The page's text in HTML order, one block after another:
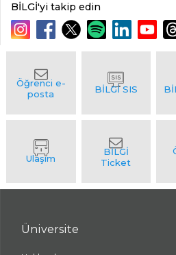
BİLGİ'yi takip edin
Üniversite